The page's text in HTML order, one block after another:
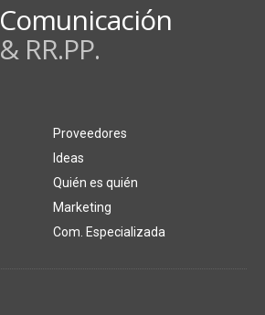
Comunicación
& RR.PP.
Proveedores
Ideas
Quién es quién
Marketing
Com. Especializada